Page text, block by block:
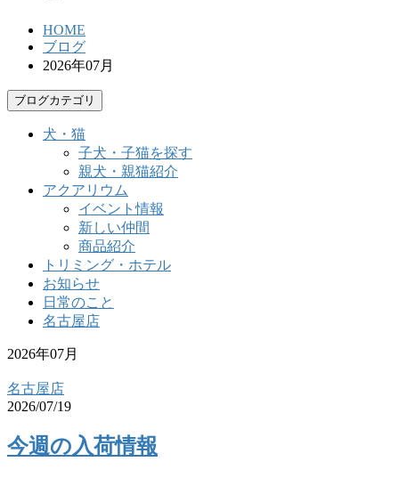
HOME
ブログ
2026年07月
ブログカテゴリ
犬・猫
子犬・子猫を探す
親犬・親猫紹介
アクアリウム
イベント情報
新しい仲間
商品紹介
トリミング・ホテル
お知らせ
日常のこと
名古屋店
2026年07月
名古屋店
2026/07/19
今週の入荷情報